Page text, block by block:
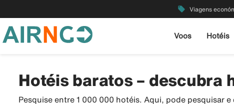
local_offer Viagens
Voos Hotéis
Hotéis baratos – descubra
Pesquise entre 1 000 000 hotéis. Aqui, pode pesquisar